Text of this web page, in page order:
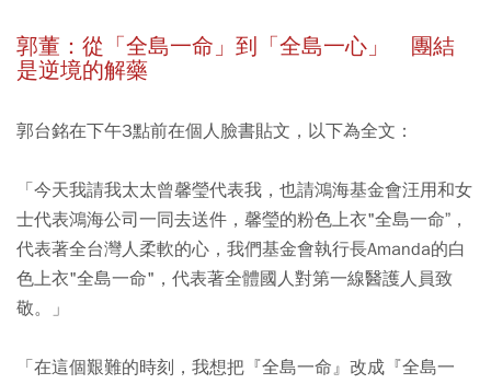
郭董：從「全島一命」到「全島一心」 團結
是逆境的解藥
郭台銘在下午3點前在個人臉書貼文，以下為全文：
「今天我請我太太曾馨瑩代表我，也請鴻海基金會汪用和女
士代表鴻海公司一同去送件，馨瑩的粉色上衣"全島一命”，
代表著全台灣人柔軟的心，我們基金會執行長Amanda的白
色上衣"全島一命"，代表著全體國人對第一線醫護人員致
敬。」
「在這個艱難的時刻，我想把『全島一命』改成『全島一